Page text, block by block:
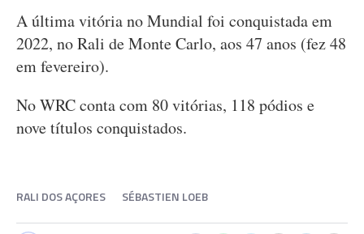
A última vitória no Mundial foi conquistada em
2022, no Rali de Monte Carlo, aos 47 anos (fez 48
em fevereiro).
No WRC conta com 80 vitórias, 118 pódios e
nove títulos conquistados.
RALI DOS AÇORES SÉBASTIEN LOEB